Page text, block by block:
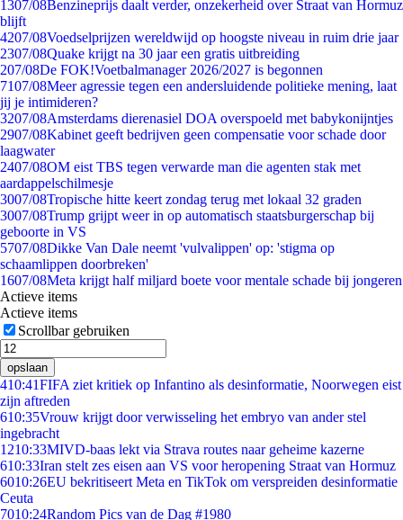
1307/08Benzineprijs daalt verder, onzekerheid over Straat van Hormuz
blijft
4207/08Voedselprijzen wereldwijd op hoogste niveau in ruim drie jaar
2307/08Quake krijgt na 30 jaar een gratis uitbreiding
207/08De FOK!Voetbalmanager 2026/2027 is begonnen
7107/08Meer agressie tegen een andersluidende politieke mening, laat
jij je intimideren?
3207/08Amsterdams dierenasiel DOA overspoeld met babykonijntjes
2907/08Kabinet geeft bedrijven geen compensatie voor schade door
laagwater
2407/08OM eist TBS tegen verwarde man die agenten stak met
aardappelschilmesje
3007/08Tropische hitte keert zondag terug met lokaal 32 graden
3007/08Trump grijpt weer in op automatisch staatsburgerschap bij
geboorte in VS
5707/08Dikke Van Dale neemt 'vulvalippen' op: 'stigma op
schaamlippen doorbreken'
1607/08Meta krijgt half miljard boete voor mentale schade bij jongeren
Actieve items
Actieve items
Scrollbar gebruiken
opslaan
410:41FIFA ziet kritiek op Infantino als desinformatie, Noorwegen eist
zijn aftreden
610:35Vrouw krijgt door verwisseling het embryo van ander stel
ingebracht
1210:33MIVD-baas lekt via Strava routes naar geheime kazerne
610:33Iran stelt zes eisen aan VS voor heropening Straat van Hormuz
6010:26EU bekritiseert Meta en TikTok om verspreiden desinformatie
Ceuta
7010:24Random Pics van de Dag #1980